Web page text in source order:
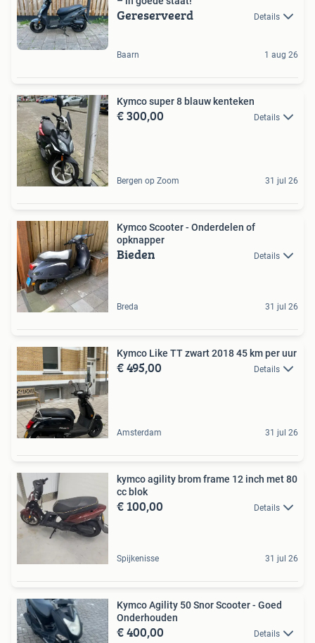
Gereserveerd Details
Baarn 1 aug 26
Kymco super 8 blauw kenteken
€ 300,00 Details
Bergen op Zoom 31 jul 26
Kymco Scooter - Onderdelen of
opknapper
Bieden Details
Breda 31 jul 26
Kymco Like TT zwart 2018 45 km per uur
€ 495,00 Details
Amsterdam 31 jul 26
kymco agility brom frame 12 inch met 80
cc blok
€ 100,00 Details
Spijkenisse 31 jul 26
Kymco Agility 50 Snor Scooter - Goed
Onderhouden
€ 400,00 Details